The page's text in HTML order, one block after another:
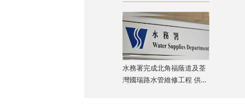
水務署完成北角福蔭道及荃
灣國瑞路水管維修工程 供水